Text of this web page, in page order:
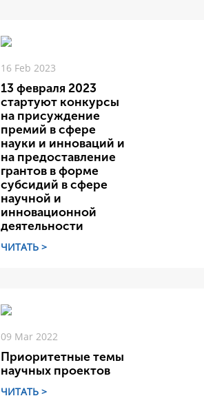
16 Feb 2023
13 февраля 2023
стартуют конкурсы
на присуждение
премий в сфере
науки и инноваций и
на предоставление
грантов в форме
субсидий в сфере
научной и
инновационной
деятельности
ЧИТАТЬ >
09 Mar 2022
Приоритетные темы
научных проектов
ЧИТАТЬ >